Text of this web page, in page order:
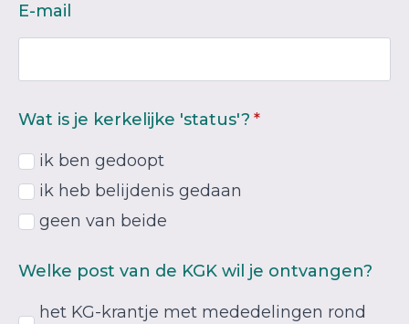
E-mail
Wat is je kerkelijke 'status'? *
ik ben gedoopt
ik heb belijdenis gedaan
geen van beide
Welke post van de KGK wil je ontvangen?
het KG-krantje met mededelingen rond